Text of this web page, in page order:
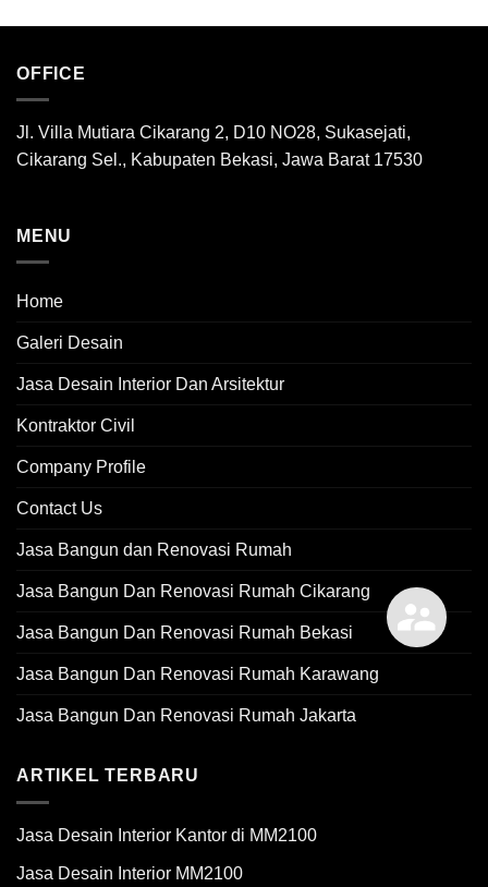
OFFICE
Jl. Villa Mutiara Cikarang 2, D10 NO28, Sukasejati,
Cikarang Sel., Kabupaten Bekasi, Jawa Barat 17530
MENU
Home
Galeri Desain
Jasa Desain Interior Dan Arsitektur
Kontraktor Civil
Company Profile
Contact Us
Jasa Bangun dan Renovasi Rumah
Jasa Bangun Dan Renovasi Rumah Cikarang
Jasa Bangun Dan Renovasi Rumah Bekasi
Jasa Bangun Dan Renovasi Rumah Karawang
Jasa Bangun Dan Renovasi Rumah Jakarta
ARTIKEL TERBARU
Jasa Desain Interior Kantor di MM2100
Jasa Desain Interior MM2100